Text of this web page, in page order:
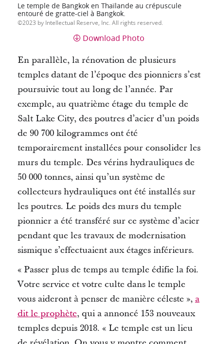
Le temple de Bangkok en Thaïlande au crépuscule
entouré de gratte-ciel à Bangkok.
2023 by Intellectual Reserve, Inc. All rights reserved.
Download Photo
En parallèle, la rénovation de plusieurs
temples datant de l’époque des pionniers s’est
poursuivie tout au long de l’année. Par
exemple, au quatrième étage du temple de
Salt Lake City, des poutres d’acier d’un poids
de 90 700 kilogrammes ont été
temporairement installées pour consolider les
murs du temple. Des vérins hydrauliques de
50 000 tonnes, ainsi qu’un système de
collecteurs hydrauliques ontété installés sur
les poutres. Le poids des murs du temple
pionnier a été transféré sur ce système d’acier
pendant que les travaux de modernisation
sismique s’effectuaient aux étages inférieurs.
« Passer plus de temps au temple édifie la foi.
Votre service et votre culte dans le temple
vous aideront à penser de manière céleste »,a
dit le prophète, qui a annoncé 153 nouveaux
temples depuis 2018. « Le temple est un lieu